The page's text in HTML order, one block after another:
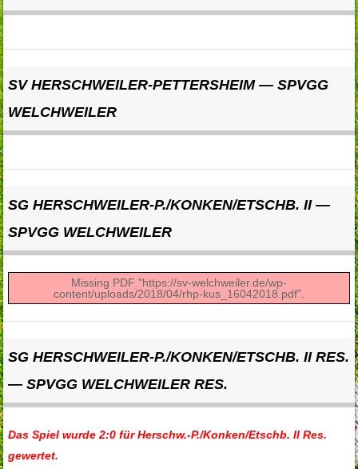
SV HERSCHWEILER-PETTERSHEIM — SPVGG
WELCHWEILER
SG HERSCHWEILER-P./KONKEN/ETSCHB. II —
SPVGG WELCHWEILER
Missing PDF "https://sv-welchweiler.de/wp-
content/uploads/2018/04/rhp-kus_16042018.pdf".
SG HERSCHWEILER-P./KONKEN/ETSCHB. II RES.
— SPVGG WELCHWEILER RES.
Das Spiel wurde 2:0 für Herschw.-P./Konken/Etschb. II Res.
gewertet.